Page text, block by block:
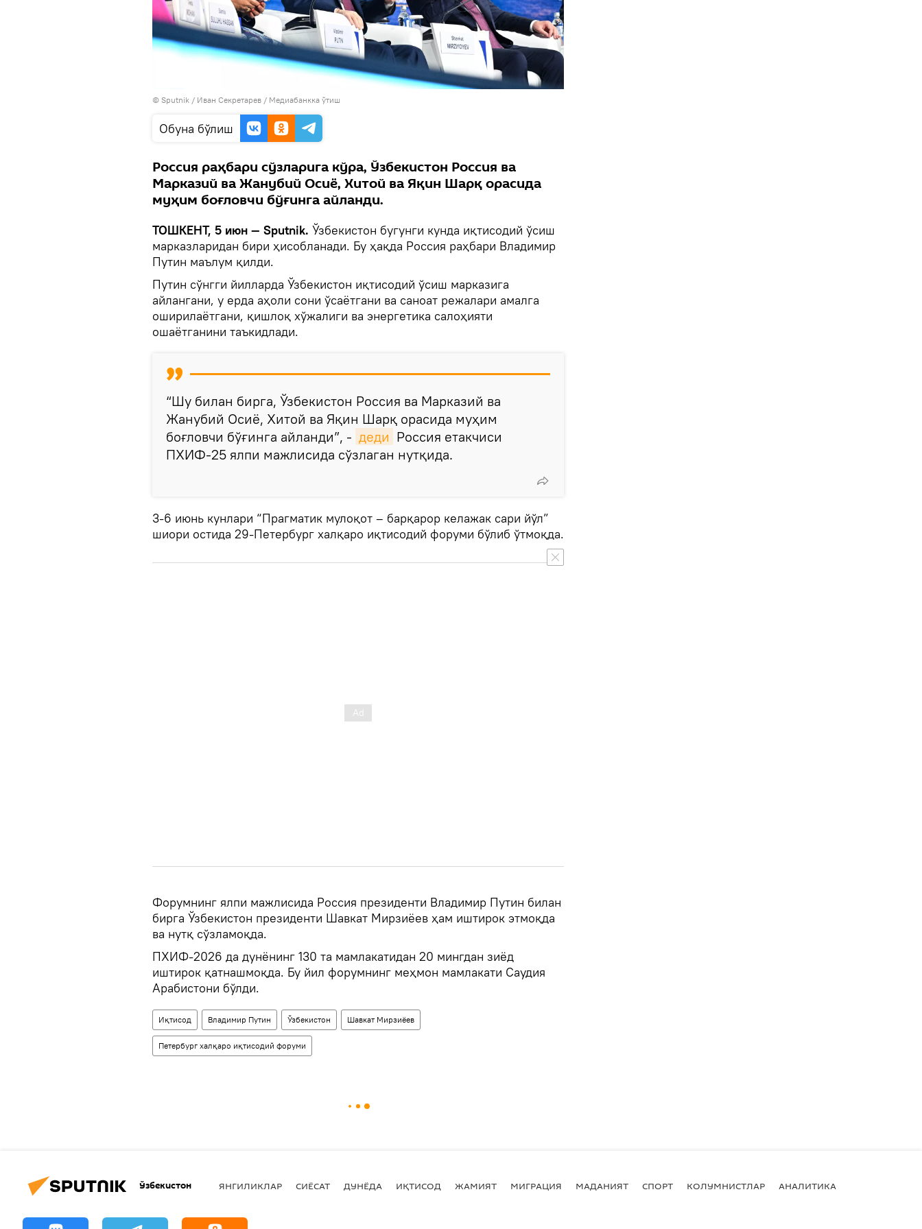
© Sputnik / Иван Секретарев / Медиабанкка ўтиш
Oбуна бўлиш
Россия раҳбари сўзларига кўра, Ўзбекистон Россия ва
Марказий ва Жанубий Осиё, Хитой ва Яқин Шарқ орасида
муҳим боғловчи бўғинга айланди.
ТОШКЕНТ, 5 июн — Sputnik. Ўзбекистон бугунги кунда иқтисодий ўсиш
марказларидан бири ҳисобланади. Бу ҳақда Россия раҳбари Владимир
Путин маълум қилди.
Путин сўнгги йилларда Ўзбекистон иқтисодий ўсиш марказига
айлангани, у ерда аҳоли сони ўсаётгани ва саноат режалари амалга
оширилаётгани, қишлоқ хўжалиги ва энергетика салоҳияти
ошаётганини таъкидлади.
“Шу билан бирга, Ўзбекистон Россия ва Марказий ва
Жанубий Осиё, Хитой ва Яқин Шарқ орасида муҳим
боғловчи бўғинга айланди”, - деди Россия етакчиси
ПХИФ-25 ялпи мажлисида сўзлаган нутқида.
3-6 июнь кунлари “Прагматик мулоқот – барқарор келажак сари йўл”
шиори остида 29-Петербург халқаро иқтисодий форуми бўлиб ўтмоқда.
Форумнинг ялпи мажлисида Россия президенти Владимир Путин билан
бирга Ўзбекистон президенти Шавкат Мирзиёев ҳам иштирок этмоқда
ва нутқ сўзламоқда.
ПХИФ-2026 да дунёнинг 130 та мамлакатидан 20 мингдан зиёд
иштирок қатнашмоқда. Бу йил форумнинг меҳмон мамлакати Саудия
Арабистони бўлди.
Иқтисод Владимир Путин Ўзбекистон Шавкат Мирзиёев
Петербург халқаро иқтисодий форуми
Ўзбекистон ЯНГИЛИКЛАР СИЁСАТ ДУНЁДА ИҚТИСОД ЖАМИЯТ МИГРАЦИЯ МАДАНИЯТ СПОРТ КОЛУМНИСТЛАР АНАЛИТИКА